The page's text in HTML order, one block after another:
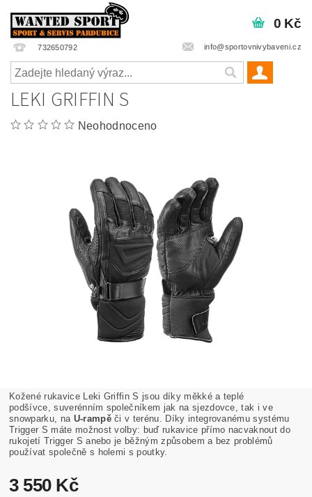
732650792 info@sportovnivybaveni.cz
0 Kč
LEKI GRIFFIN S
Neohodnoceno
Kožené rukavice Leki Griffin S jsou díky měkké a teplé
podšívce,suverénním společníkem jak na sjezdovce, tak i ve
snowparku, na U-rampěči v terénu. Díky integrovanému systému
Trigger S máte možnost volby: buď rukavice přímo nacvaknout do
rukojetí Trigger S anebo je běžným způsobem a bez problémů
používat společně s holemi s poutky.
3 550 Kč